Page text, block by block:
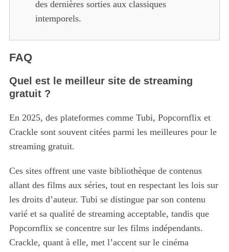
des dernières sorties aux classiques
intemporels.
FAQ
Quel est le meilleur site de streaming
gratuit ?
En 2025, des plateformes comme Tubi, Popcornflix et
Crackle sont souvent citées parmi les meilleures pour le
streaming gratuit.
Ces sites offrent une vaste bibliothèque de contenus
allant des films aux séries, tout en respectant les lois sur
les droits d’auteur. Tubi se distingue par son contenu
varié et sa qualité de streaming acceptable, tandis que
Popcornflix se concentre sur les films indépendants.
Crackle, quant à elle, met l’accent sur le cinéma